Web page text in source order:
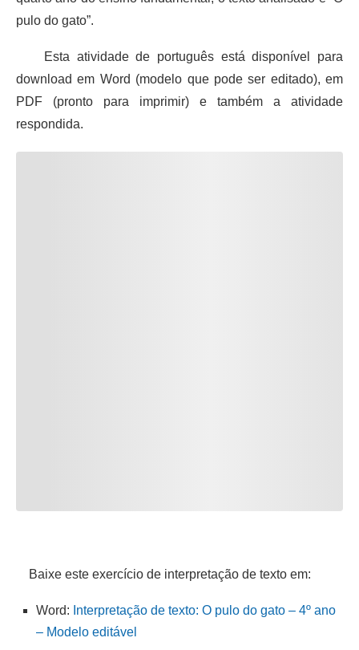
pulo do gato”.
Esta atividade de português está disponível para
download em Word (modelo que pode ser editado), em
PDF (pronto para imprimir) e também a atividade
respondida.
Baixe este exercício de interpretação de texto em:
Word: Interpretação de texto: O pulo do gato – 4º ano
– Modelo editável